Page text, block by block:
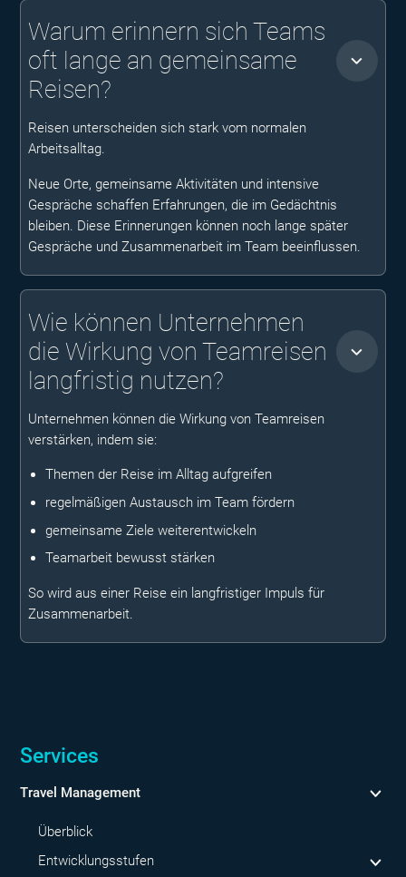
Warum erinnern sich Teams
oft lange an gemeinsame
Reisen?
Reisen unterscheiden sich stark vom normalen
Arbeitsalltag.
Neue Orte, gemeinsame Aktivitäten und intensive
Gespräche schaffen Erfahrungen, die im Gedächtnis
bleiben. Diese Erinnerungen können noch lange später
Gespräche und Zusammenarbeit im Team beeinflussen.
Wie können Unternehmen
die Wirkung von Teamreisen
langfristig nutzen?
Unternehmen können die Wirkung von Teamreisen
verstärken, indem sie:
Themen der Reise im Alltag aufgreifen
regelmäßigen Austausch im Team fördern
gemeinsame Ziele weiterentwickeln
Teamarbeit bewusst stärken
So wird aus einer Reise ein langfristiger Impuls für
Zusammenarbeit.
Services
Travel Management
Überblick
Entwicklungsstufen